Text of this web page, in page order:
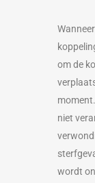
om de
moment.
niet
wordt